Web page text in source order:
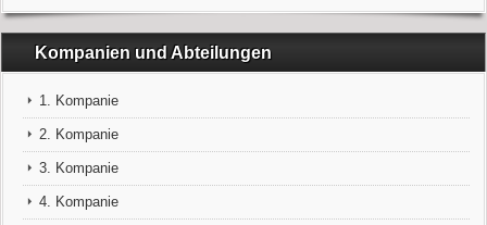
Kompanien und Abteilungen
1. Kompanie
2. Kompanie
3. Kompanie
4. Kompanie